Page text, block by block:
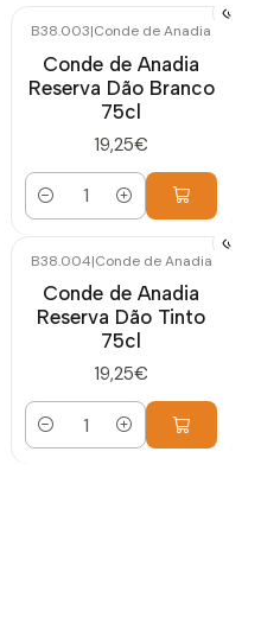
B38.003|Conde de Anadia
Conde de Anadia
Reserva Dão Branco
75cl
19,25€
Cantidad
B38.004|Conde de Anadia
Conde de Anadia
Reserva Dão Tinto
75cl
19,25€
Cantidad